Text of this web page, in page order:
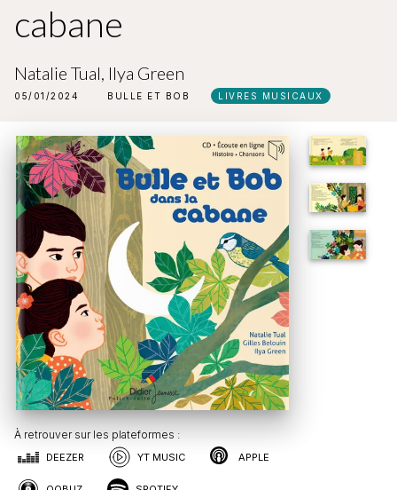
cabane
Natalie Tual Ilya Green
05/01/2024 BULLE ET BOB LIVRES MUSICAUX
À retrouver sur les plateformes :
DEEZER YT MUSIC APPLE